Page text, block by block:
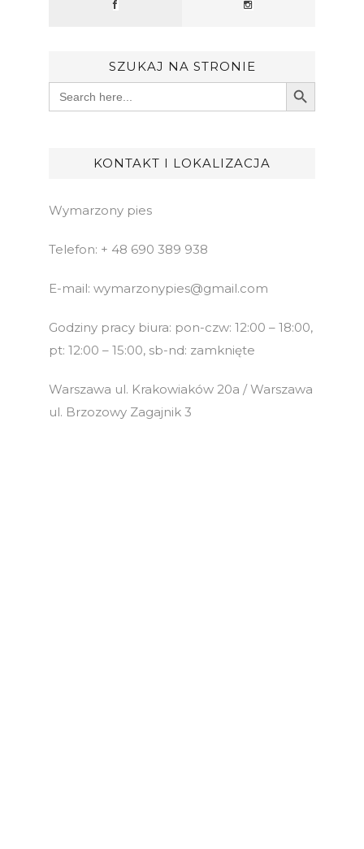
SZUKAJ NA STRONIE
Search
for:
Search Button
KONTAKT I LOKALIZACJA
Wymarzony pies
Telefon: + 48 690 389 938
E-mail: wymarzonypies@gmail.com
Godziny pracy biura: pon-czw: 12:00 – 18:00,
pt: 12:00 – 15:00, sb-nd: zamknięte
Warszawa ul. Krakowiaków 20a / Warszawa
ul. Brzozowy Zagajnik 3